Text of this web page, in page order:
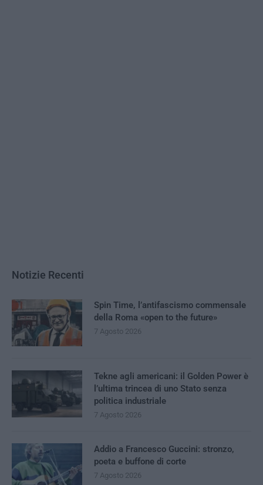
Notizie Recenti
Spin Time, l’antifascismo commensale
della Roma «open to the future»
7 Agosto 2026
Tekne agli americani: il Golden Power è
l’ultima trincea di uno Stato senza
politica industriale
7 Agosto 2026
Addio a Francesco Guccini: stronzo,
poeta e buffone di corte
7 Agosto 2026